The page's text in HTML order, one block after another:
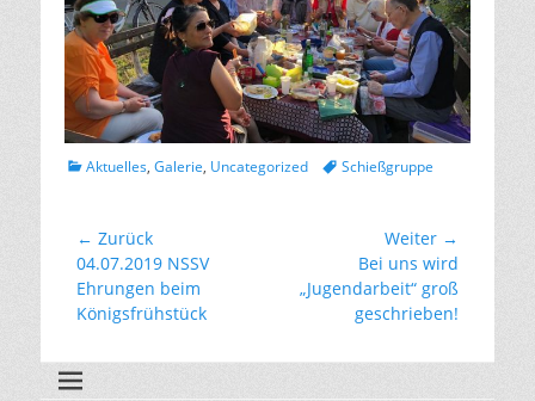
Kategorien
Aktuelles, Galerie, Uncategorized TagsSchießgruppe
Beitragsnavigation
← Zurück
Vorhergehender
Beitrag:
04.07.2019 NSSV
Ehrungen beim
Königsfrühstück
Weiter →
Beitrag:
Bei uns wird
„Jugendarbeit“ groß
geschrieben!